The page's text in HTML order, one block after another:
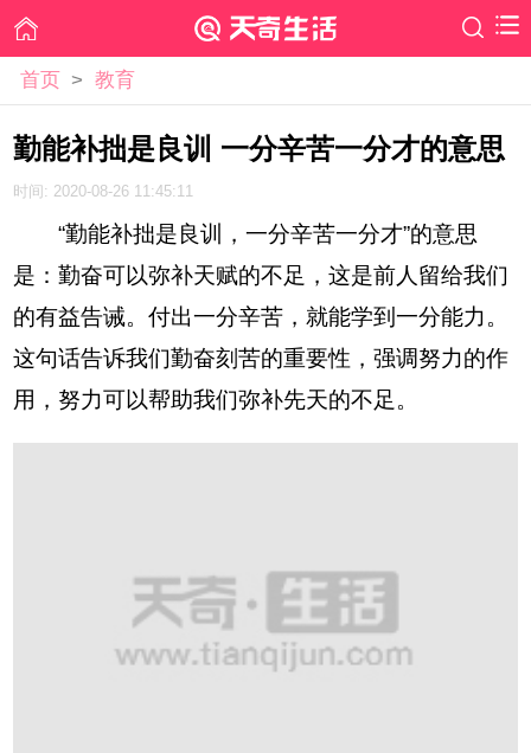
首页 > 教育
勤能补拙是良训 一分辛苦一分才的意思
时间: 2020-08-26 11:45:11
“勤能补拙是良训，一分辛苦一分才”的意思
是：勤奋可以弥补天赋的不足，这是前人留给我们
的有益告诫。付出一分辛苦，就能学到一分能力。
这句话告诉我们勤奋刻苦的重要性，强调努力的作
用，努力可以帮助我们弥补先天的不足。